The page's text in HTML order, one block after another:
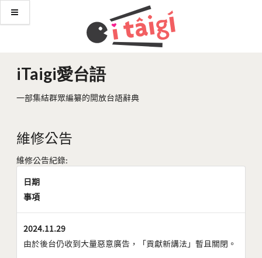
iTaigi愛台語
一部集結群眾編纂的開放台語辭典
維修公告
維修公告紀錄:
日期
事項
2024.11.29
由於後台仍收到大量惡意廣告，「貢獻新講法」暫且關閉。